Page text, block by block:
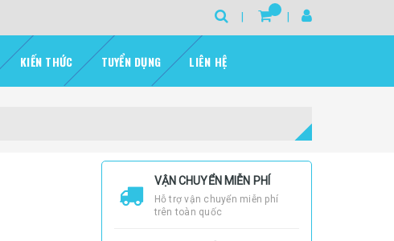
KIẾN THỨC TUYỂN DỤNG LIÊN HỆ
VẬN CHUYỂN MIỄN PHÍ
Hỗ trợ vận chuyển miễn phí
trên toàn quốc